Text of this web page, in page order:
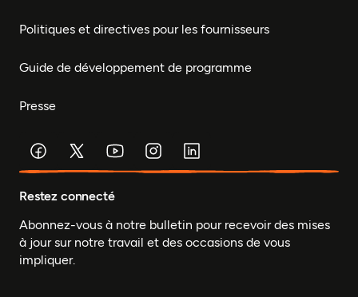
Politiques et directives pour les fournisseurs
Guide de développement de programme
Presse
Restez connecté
Abonnez-vous à notre bulletin pour recevoir des mises
à jour sur notre travail et des occasions de vous
impliquer.